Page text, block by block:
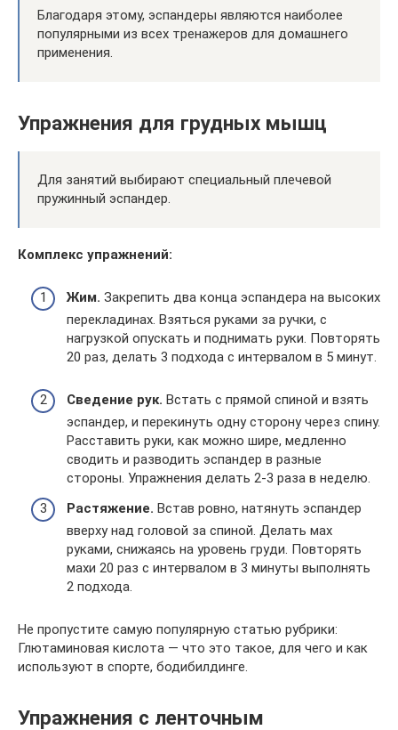
Благодаря этому, эспандеры являются наиболее
популярными из всех тренажеров для домашнего
применения.
Упражнения для грудных мышц
Для занятий выбирают специальный плечевой
пружинный эспандер.
Комплекс упражнений:
Жим. Закрепить два конца эспандера на высоких
перекладинах. Взяться руками за ручки, с
нагрузкой опускать и поднимать руки. Повторять
20 раз, делать 3 подхода с интервалом в 5 минут.
Сведение рук. Встать с прямой спиной и взять
эспандер, и перекинуть одну сторону через спину.
Расставить руки, как можно шире, медленно
сводить и разводить эспандер в разные
стороны. Упражнения делать 2-3 раза в неделю.
Растяжение. Встав ровно, натянуть эспандер
вверху над головой за спиной. Делать мах
руками, снижаясь на уровень груди. Повторять
махи 20 раз с интервалом в 3 минуты выполнять
2 подхода.
Не пропустите самую популярную статью рубрики:
Глютаминовая кислота — что это такое, для чего и как
используют в спорте, бодибилдинге.
Упражнения с ленточным